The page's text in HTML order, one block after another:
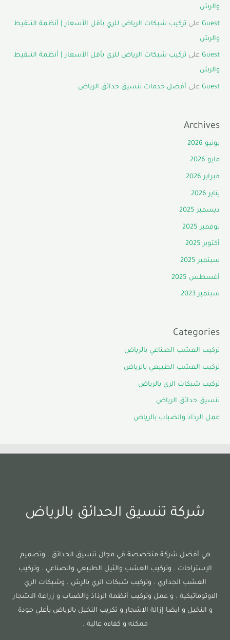
والرش
Guest على تركيب شبكات الرياض للري بأقل الأسعار | أنظمة التنقيط
والرش
Guest على تركيب شبكات الرياض للري بأقل الأسعار | أنظمة التنقيط
والرش
Guest على أفضل خدمات تنسيق حدائق الرياض
Archives
يونيو 2026
مايو 2026
فبراير 2026
يناير 2026
ديسمبر 2025
نوفمبر 2025
أكتوبر 2025
سبتمبر 2025
أغسطس 2025
سبتمبر 2023
Categories
تركيب العشب الصناعي بالرياض
تركيب العشب الطبيعي بالرياض
تركيب شبكات الري بالرياض
تنسيق حدائق الرياض
عمل الرذاذ والضباب بالرياض
شركة تنسيق الحدائق بالرياض
هي أفضل شركة متخصصة في مجال تنسيق الحدائق . وتصميم
الإستراحات . وتركيب العشب والثيل الطبيعي والصناعي . وتركيب
العشب الجداري . وتركيب شبكات الري بالرش . وشبكات الري
الاوتوماتيكية . و عمل وتركيب أنظمة الرذاذ والضباب و زراعة الاشجار
و النخيل و ايضا إزالة الاشجار و تكريب النخيل بالرياض بأعلي جودة
ممكنه و كفاءه عالية .